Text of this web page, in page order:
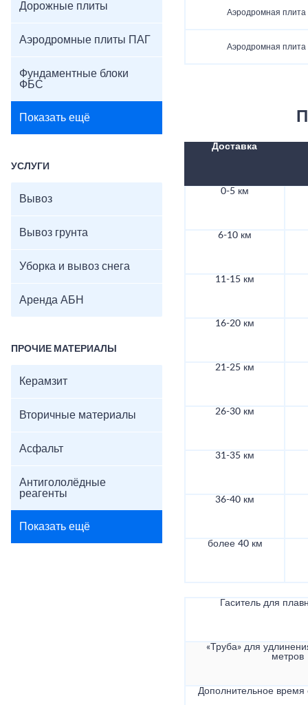
Дорожные плиты
Аэродромные плиты ПАГ
Фундаментные блоки
ФБС
Показать ещё
УСЛУГИ
Вывоз
Вывоз грунта
Уборка и вывоз снега
Аренда АБН
ПРОЧИЕ МАТЕРИАЛЫ
Керамзит
Вторичные материалы
Асфальт
Антигололёдные
реагенты
Показать ещё
Аэродромная
Аэродромная
Доставка
0-5 км
6-10 км
11-15 км
16-20 км
21-25 км
26-30 км
31-35 км
36-40 км
более 40 км
Гаситель для
«Труба» для
метров
Дополнительное